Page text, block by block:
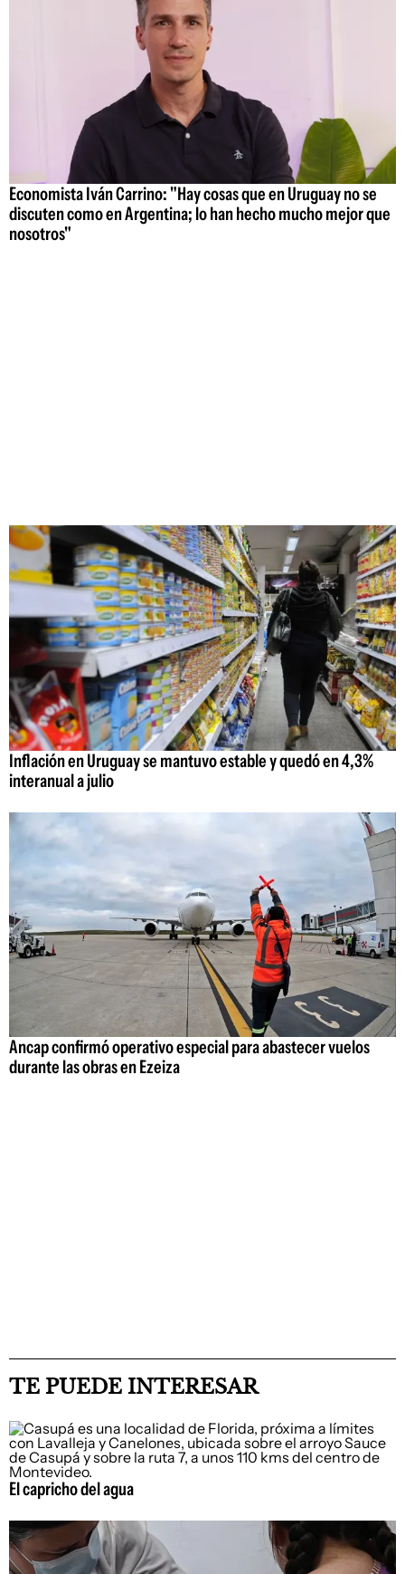
Economista Iván Carrino: "Hay cosas que en Uruguay no se
discuten como en Argentina; lo han hecho mucho mejor que
nosotros"
Inflación en Uruguay se mantuvo estable y quedó en 4,3%
interanual a julio
Ancap confirmó operativo especial para abastecer vuelos
durante las obras en Ezeiza
TE PUEDE INTERESAR
El capricho del agua